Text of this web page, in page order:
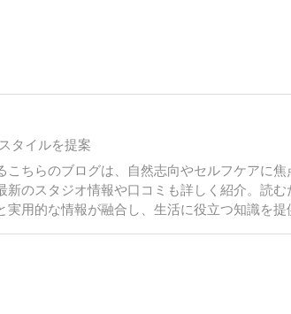
タイルを提案
こちらのブログは、自然志向やセルフケアに
新のスタジオ情報や口コミも詳しく紹介。読
用的な情報が融合し、生活に役立つ知識を提